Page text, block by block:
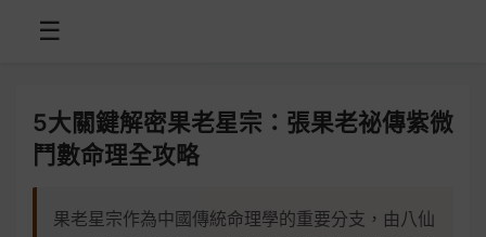
☰
5大關鍵解密果老星宗：張果老祕傳紫微
鬥數命理全攻略
果老星宗作為中國傳統命理學的重要分支，由八仙